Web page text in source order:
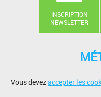
INSCRIPTION
NEWSLETTER
Vous devezaccepter les